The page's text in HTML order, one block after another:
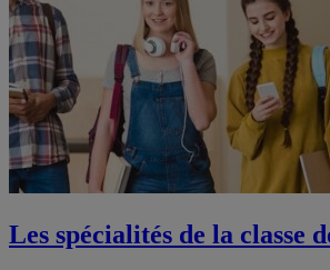
Les spécialités de la classe